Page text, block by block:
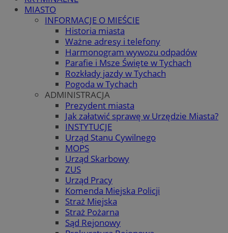
MIASTO
INFORMACJE O MIEŚCIE
Historia miasta
Ważne adresy i telefony
Harmonogram wywozu odpadów
Parafie i Msze Święte w Tychach
Rozkłady jazdy w Tychach
Pogoda w Tychach
ADMINISTRACJA
Prezydent miasta
Jak załatwić sprawę w Urzędzie Miasta?
INSTYTUCJE
Urząd Stanu Cywilnego
MOPS
Urząd Skarbowy
ZUS
Urząd Pracy
Komenda Miejska Policji
Straż Miejska
Straż Pożarna
Sąd Rejonowy